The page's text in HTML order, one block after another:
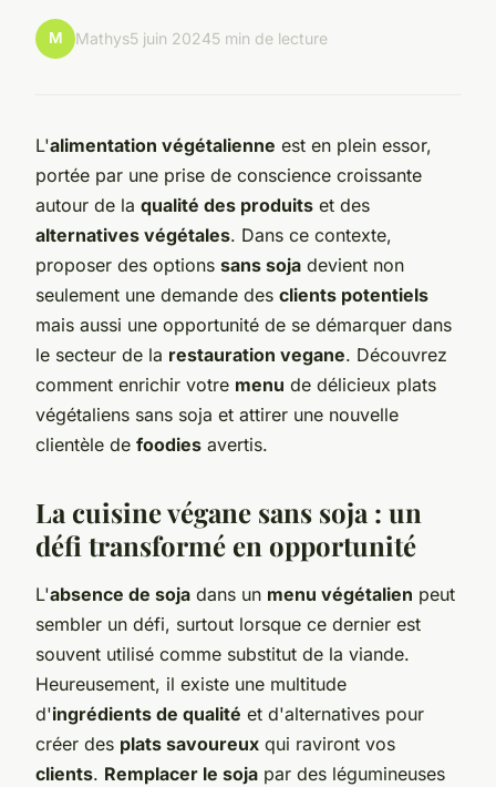
M Mathys5 juin 20245 min de lecture
L'alimentation végétalienne est en plein essor,
portée par une prise de conscience croissante
autour de la qualité des produits et des
alternatives végétales. Dans ce contexte,
proposer des options sans soja devient non
seulement une demande des clients potentiels
mais aussi une opportunité de se démarquer dans
le secteur de la restauration vegane. Découvrez
comment enrichir votre menu de délicieux plats
végétaliens sans soja et attirer une nouvelle
clientèle de foodies avertis.
La cuisine végane sans soja : un
défi transformé en opportunité
L'absence de soja dans un menu végétalien peut
sembler un défi, surtout lorsque ce dernier est
souvent utilisé comme substitut de la viande.
Heureusement, il existe une multitude
d'ingrédients de qualité et d'alternatives pour
créer des plats savoureux qui raviront vos
clients. Remplacer le soja par des légumineuses